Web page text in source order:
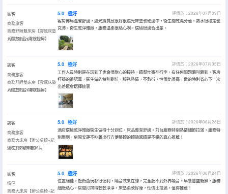
訪客
商務旅客
商務舒睡雙床房【雲感床墊
+羽絨床品+電視投屏】
入住於2026年07月
5.0 極好
評價於：2026年07月09日
客房佈局温馨舒適，遮光簾質感很好很遮光床墊軟硬適中，衞生間乾濕分離。熱水很穩定也
充沛，衞生乾淨雅緻，服務温柔很貼心啊，環境很適合出差。
訪客
商務旅客
商務舒睡雙床房【雲感床墊
+羽絨床品+電視投屏】
入住於2026年07月
5.0 極好
評價於：2026年07月05日
工作人員特別是在玩到了也會很耐心的接待，還幫忙寄存行李，有任何問題隨叫隨到，客房
打掃的很認真，衞生做的特別到位，服務熱情，不敷衍，性價比很高，做的特別省心下一次
出差還會選擇這裏
訪客
商務旅客
商務大床房【辦公桌椅+記
憶枕+深睡床墊】
入住於2026年06月
5.0 極好
評價於：2026年06月28日
酒店環境乾淨雅緻衞生做得十分到位，床品整潔舒適，前台服務特別熱情細節拉滿，服務特
別周到，房間安靜不吵雜出行方便整體的體驗感還是不錯的真心推薦！
訪客
情侶
商務大床房【辦公桌椅+記
5.0 極好
評價於：2026年06月24日
位置絕佳，逛街遊玩都很便利，隔音效果在線，完全聽不到外界噪音。早餐豐盛新鮮，服務
細緻貼心，房間打掃得乾乾淨淨，床墊柔軟好睡，性價比拉滿，值得推薦！